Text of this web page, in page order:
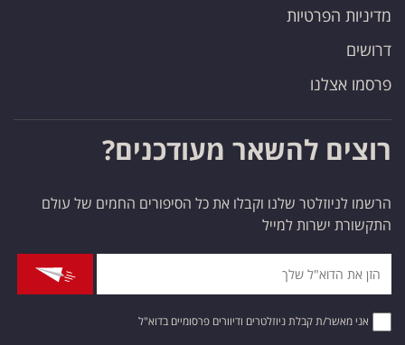
מדיניות הפרטיות
דרושים
פרסמו אצלנו
רוצים להשאר מעודכנים?
הרשמו לניוזלטר שלנו וקבלו את כל הסיפורים החמים של עולם
התקשורת ישרות למייל
אני מאשר/ת קבלת ניוזלטרים ודיוורים פרסומיים בדוא"ל